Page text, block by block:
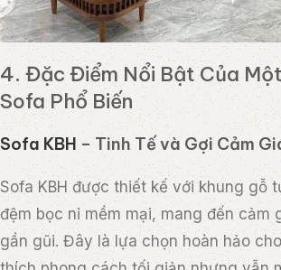
4. Đặc Điểm Nổi Bật Của
Sofa Phổ Biến
Sofa KBH – Tinh Tế và Gợi Cảm
Sofa KBH được thiết kế với khung gỗ
đệm bọc nỉ mềm mại, mang đến cảm
gần gũi. Đây là lựa chọn hoàn hảo